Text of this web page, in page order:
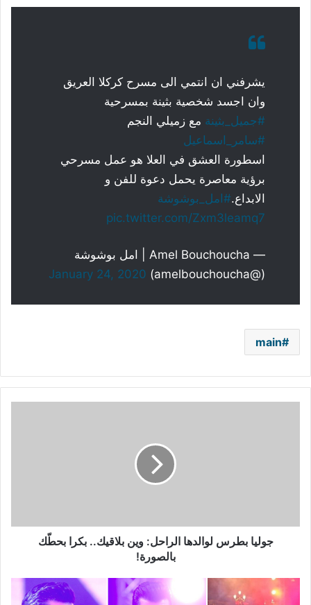
يشرفني ان انتمي الى مسرح كركلا العريق
وان اجسد شخصية بثينة بمسرحية
#جميل_بثينة مع زميلي النجم
#سامر_اسماعيل
اسطورة العشق في العلا هو عمل مسرحي
برؤية معاصرة يحمل دعوة للفن و
الابداع.#امل_بوشوشة
pic.twitter.com/Zxm3leamq7
— Amel Bouchoucha | امل بوشوشة
(@amelbouchoucha)
January 24, 2020
main
بالصورة!
جوليا بطرس لوالدها الراحل: وين بلاقيك.. بكرا بحطّك
بالصورة!
سيف